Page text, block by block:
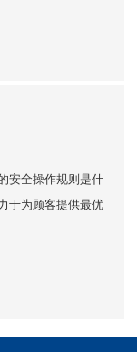
安全操作规则是什
于为顾客提供最优